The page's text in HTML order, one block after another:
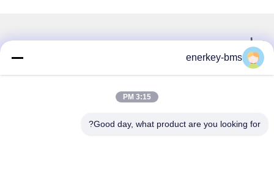
تماس سریع
منطقه A، طبقه 9، ساختمان G، پارک صنعتی گوانچنگ با کربن
پایین، جامعه شانگکون، خیابان گونگ مینگ، منطقه گوانگ مینگ،
enerkey-bms
3:15 PM
Good day, what product are you looking for?